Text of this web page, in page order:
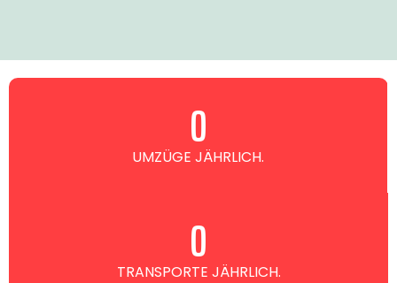
UMZÜGE JÄHRLICH.
0
TRANSPORTE JÄHRLICH.
0